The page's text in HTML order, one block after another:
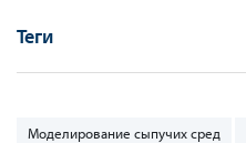
Теги
Моделирование сыпучих сред